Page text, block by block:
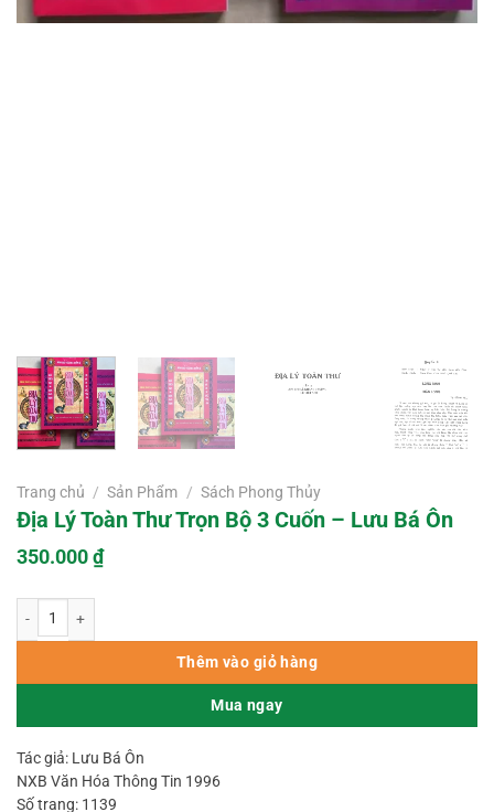
Trang chủ / Sản Phẩm / Sách Phong Thủy
Địa Lý Toàn Thư Trọn Bộ 3 Cuốn – Lưu Bá Ôn
350.000₫
Thêm vào giỏ hàng
Mua ngay
Tác giả: Lưu Bá Ôn
NXB Văn Hóa Thông Tin 1996
Số trang: 1139